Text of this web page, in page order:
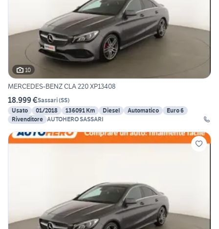
10
MERCEDES-BENZ CLA 220 XP13408
18.999 €Sassari(SS)
Usato
01/2018 136091 Km Diesel Automatico
Euro 6
Rivenditore AUTOHERO SASSARI